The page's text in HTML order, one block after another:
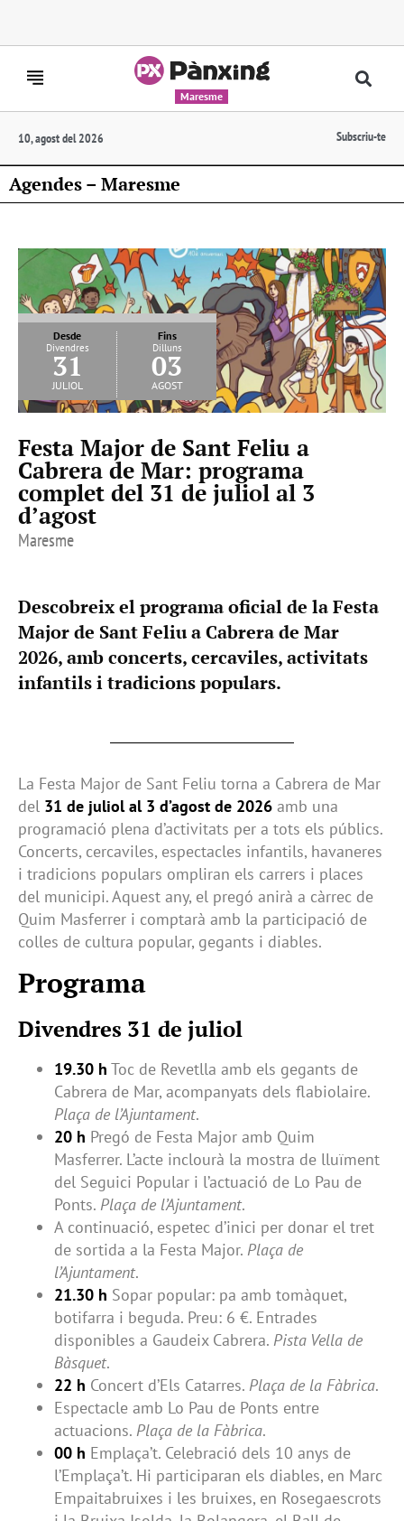
Maresme
10, agost del 2026 Subscriu-te
Agendes – Maresme
Desde
Divendres
31
juliol
Fins
Dilluns
03
agost
Festa Major de Sant Feliu a
Cabrera de Mar: programa
complet del 31 de juliol al 3
d’agost
Maresme
Descobreix el programa oficial de la Festa
Major de Sant Feliu a Cabrera de Mar
2026, amb concerts, cercaviles, activitats
infantils i tradicions populars.
La Festa Major de Sant Feliu torna a Cabrera de Mar
del 31 de juliol al 3 d’agost de 2026 amb una
programació plena d’activitats per a tots els públics.
Concerts, cercaviles, espectacles infantils, havaneres
i tradicions populars ompliran els carrers i places
del municipi. Aquest any, el pregó anirà a càrrec de
Quim Masferrer i comptarà amb la participació de
colles de cultura popular, gegants i diables.
Programa
Divendres 31 de juliol
19.30 h Toc de Revetlla amb els gegants de
Cabrera de Mar, acompanyats dels flabiolaire.
Plaça de l’Ajuntament.
20 h Pregó de Festa Major amb Quim
Masferrer. L’acte inclourà la mostra de lluïment
del Seguici Popular i l’actuació de Lo Pau de
Ponts. Plaça de l’Ajuntament.
A continuació, espetec d’inici per donar el tret
de sortida a la Festa Major. Plaça de
l’Ajuntament.
21.30 h Sopar popular: pa amb tomàquet,
botifarra i beguda. Preu: 6 €. Entrades
disponibles a Gaudeix Cabrera. Pista Vella de
Bàsquet.
22 h Concert d’Els Catarres. Plaça de la Fàbrica.
Espectacle amb Lo Pau de Ponts entre
actuacions. Plaça de la Fàbrica.
00 h Emplaça’t. Celebració dels 10 anys de
l’Emplaça’t. Hi participaran els diables, en Marc
Empaitabruixes i les bruixes, en Rosegaescrots